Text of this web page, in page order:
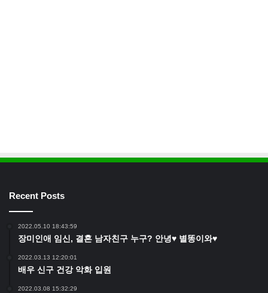
Recent Posts
2022.05.10 18:43:59
장미인애 임신, 결혼 남자친구 누구? 안녕♥ 별똥이와♥
2022.03.13 12:20:01
배우 신구 건강 악화 입원
2022.03.08 15:32:29